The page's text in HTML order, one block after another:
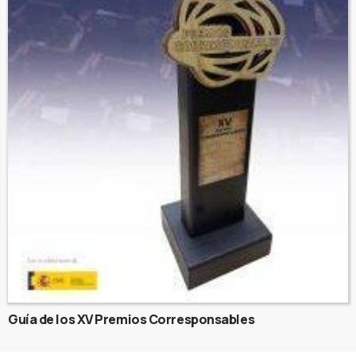
Guía de los XV Premios Corresponsables